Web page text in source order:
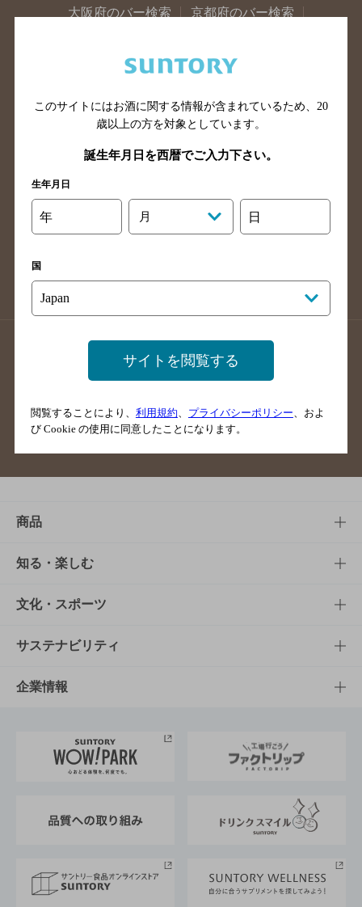
大阪府のバー検索
京都府のバー検索
滋賀県のバー検索
和歌山県のバー検索
山口県のバー検索
鳥取県のバー検索
香川県のバー検索
愛媛県のバー検索
高知県のバー検索
長崎県のバー検索
佐賀県のバー検索
大分県のバー検索
熊本県のバー検索
商品
商品TOP
商品一覧
商品発売情報
栄養成分一覧
知る・楽しむ
知る・楽しむTOP
キャンペーン
工場見学
地域情報
文化・スポーツ
文化・スポーツTOP
サントリーホール
サントリーサンバーズ大阪
サステナビリティ
サステナビリティTOP
サントリーが考えるサステナビリティ経営
企業情報
企業概要
採用情報
このサイトにはお酒に関する情報が含まれているため、 20
歳以上の方を対象としています。
誕生年月日を西暦でご入力下さい。
生年月日
年 月 日
国
サイトを閲覧する
閲覧することにより、 利用規約、 プライバシーポリシー、およ
び Cookie の使用に同意したことになります。